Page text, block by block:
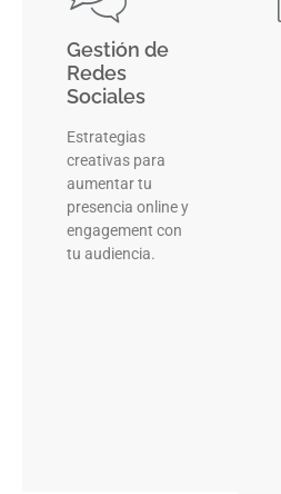
Gestión de
Redes
Sociales
Estrategias
creativas para
aumentar tu
presencia online y
engagement con
tu audiencia.